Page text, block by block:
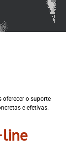
o suporte
e efetivas.